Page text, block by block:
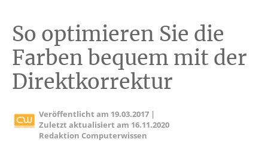
So optimieren Sie die
Farben bequem mit der
Direktkorrektur
Veröffentlicht am 19.03.2017 |
Zuletzt aktualisiert am 16.11.2020
Redaktion Computerwissen